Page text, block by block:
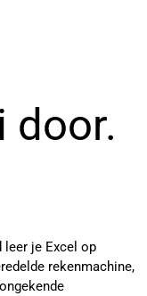
door.
leer je Excel op
rekenmachine,